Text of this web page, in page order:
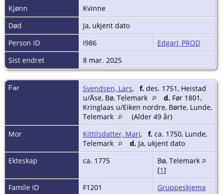
Kjønn
Kvinne
Død
Ja, ukjent dato
Person ID
I986
EdgarJ_PROD
Sist endret
8 mar. 2025
Far Svendsen, Lars, f. des. 1751, Heistad
u/Åse, Bø, Telemark
d. Før 1801,
Kringlaas u/Eiken nordre, Børte, Lunde,
Telemark
(Alder 49 år)
Mor
Kittilsdatter, Mari, f. ca. 1750, Lunde,
Telemark
d. Ja, ukjent dato
Ekteskap
ca. 1775
Bø, Telemark
[1]
Famile ID
F1201
Gruppeskjema